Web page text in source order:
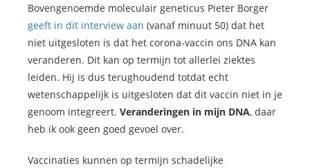
Bovengenoemde moleculair geneticus Pieter Borger
geeft in dit interview aan (vanaf minuut 50) dat het
niet uitgesloten is dat het corona-vaccin ons DNA kan
veranderen. Dit kan op termijn tot allerlei ziektes
leiden. Hij is dus terughoudend totdat echt
wetenschappelijk is uitgesloten dat dit vaccin niet in je
genoom integreert. Veranderingen in mijn DNA, daar
heb ik ook geen goed gevoel over.
Vaccinaties kunnen op termijn schadelijke